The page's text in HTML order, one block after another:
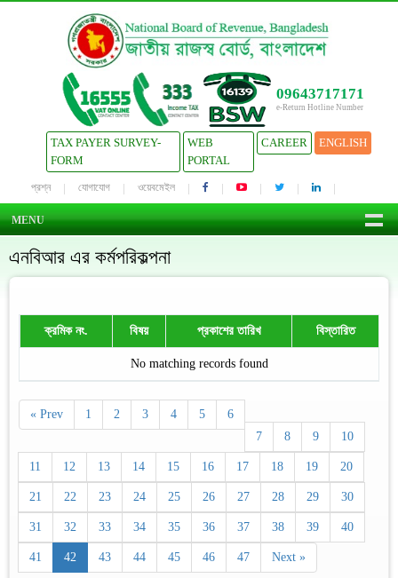
09643717171
e-Return Hotline Number
TAX PAYER SURVEY-
FORM
WEB
PORTAL
CAREER ENGLISH
প্রশ্ন যোগাযোগ ওয়েবমেইল
MENU
এনবিআর এর কর্মপরিকল্পনা
ক্রমিক নং. বিষয় প্রকাশের তারিখ বিস্তারিত
No matching records found
« Prev 1 2 3 4 5
6
7
8 9 10
11 12 13 14 15 16 17 18 19 20
21 22 23 24 25 26 27 28 29 30
31 32 33 34 35 36 37 38 39 40
41 42 43 44 45 46 47 Next »